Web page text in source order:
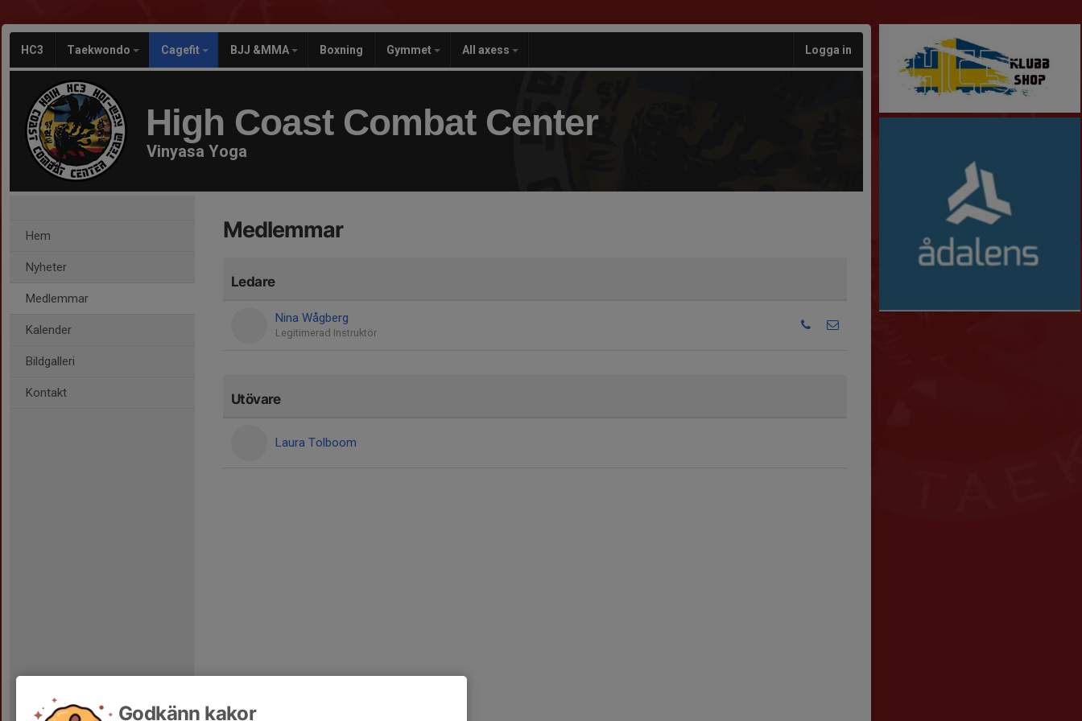
HC3 Taekwondo Cagefit BJJ &MMA Boxning Gymmet All axess Logga in
High Coast Combat Center
Vinyasa Yoga
Hem
Nyheter
Medlemmar
Kalender
Bildgalleri
Kontakt
Medlemmar
Ledare
Nina Wågberg
Legitimerad Instruktör
Utövare
Laura Tolboom
Godkänn kakor